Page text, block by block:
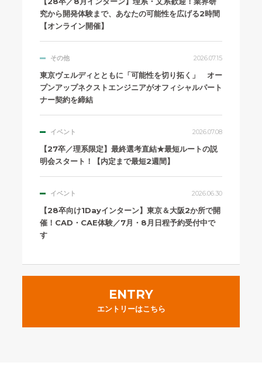
究から開発体験まで、あなたの可能性を広げる2時間
【オンライン開催】
その他 2026.07.15
東京ヴェルディとともに「可能性を切り拓く」 オー
プンアップネクストエンジニアがオフィシャルパート
ナー契約を締結
イベント 2026.07.08
【27卒／理系限定】最終選考直結★最短ルートの説
明会スタート！【内定まで最短2週間】
イベント 2026.06.30
【28卒向け1Dayインターン】東京＆大阪2か所で開
催！CAD・CAE体験／7月・8月日程予約受付中で
す
ENTRY
エントリーはこちら